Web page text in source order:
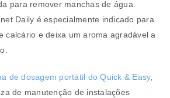
para remover manchas de água.
Daily é especialmente indicado para
calcário e deixa um aroma agradável a
de dosagem portátil do Quick & Easy,
de manutenção de instalações